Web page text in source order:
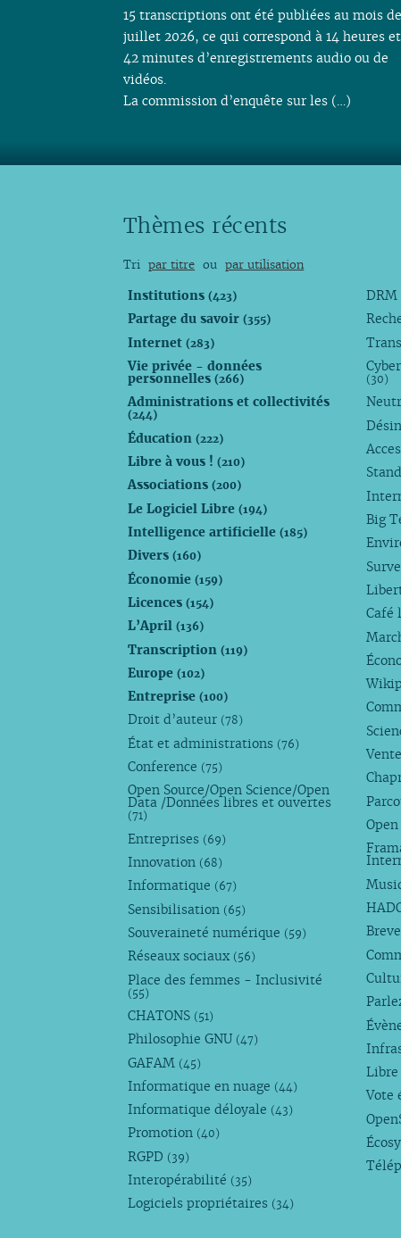
15 transcriptions ont été publiées au mois de
juillet 2026, ce qui correspond à 14 heures et
42 minutes d’enregistrements audio ou de
vidéos.
La commission d’enquête sur les (…)
Thèmes récents
Tri par titre ou par utilisation
Institutions(423)
Partage du savoir(355)
Internet(283)
Vie privée - données
personnelles(266)
Administrations et collectivités
(244)
Éducation(222)
Libre à vous !(210)
Associations(200)
Le Logiciel Libre(194)
Intelligence artificielle(185)
Divers(160)
Économie(159)
Licences(154)
L’April(136)
Transcription(119)
Europe(102)
Entreprise(100)
Droit d’auteur (78)
État et administrations (76)
Conference (75)
Open Source/Open Science/Open
Data /Données libres et ouvertes
(71)
Entreprises (69)
Innovation (68)
Informatique (67)
Sensibilisation (65)
Souveraineté numérique (59)
Réseaux sociaux (56)
Place des femmes - Inclusivité
(55)
CHATONS (51)
Philosophie GNU (47)
GAFAM (45)
Informatique en nuage (44)
Informatique déloyale (43)
Promotion (40)
RGPD (39)
Interopérabilité (35)
Logiciels propriétaires (34)
DRM
(30)
Big
Café
Libre
Vote